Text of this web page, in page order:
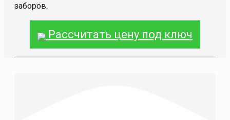
заборов.
Рассчитать цену под ключ